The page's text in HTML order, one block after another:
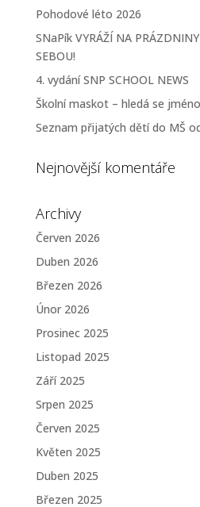
Pohodové léto 2026
SNaPík VYRÁŽÍ NA
SEBOU!
4. vydání SNP SCHOOL NEWS
Školní maskot – hledá se
Seznam přijatých dětí do MŠ
Nejnovější komentáře
Archivy
Červen 2026
Duben 2026
Březen 2026
Únor 2026
Prosinec 2025
Listopad 2025
Září 2025
Srpen 2025
Červen 2025
Květen 2025
Duben 2025
Březen 2025